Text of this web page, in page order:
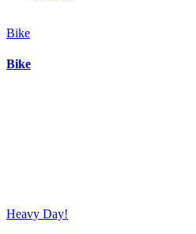
Bike
Bike
Heavy Day!